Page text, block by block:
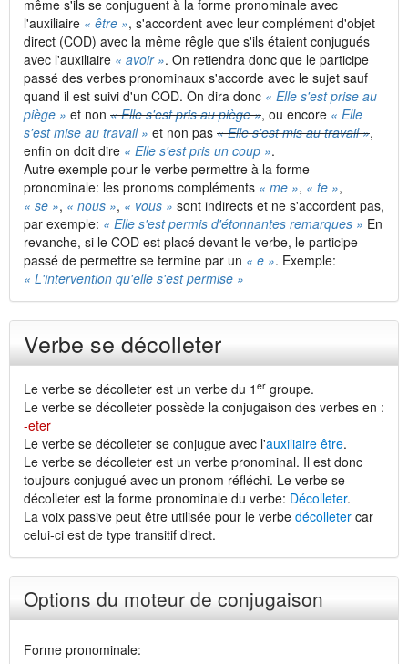
même s'ils se conjuguent à la forme pronominale avec
l'auxiliaire « être », s'accordent avec leur complément d'objet
direct (COD) avec la même rêgle que s'ils étaient conjugués
avec l'auxiliaire « avoir ». On retiendra donc que le participe
passé des verbes pronominaux s'accorde avec le sujet sauf
quand il est suivi d'un COD. On dira donc « Elle s'est prise au
piège » et non « Elle s'est pris au piège », ou encore « Elle
s'est mise au travail » et non pas « Elle s'est mis au travail »,
enfin on doit dire « Elle s'est pris un coup ».
Autre exemple pour le verbe permettre à la forme
pronominale: les pronoms compléments « me », « te »,
« se », « nous », « vous » sont indirects et ne s'accordent pas,
par exemple: « Elle s'est permis d'étonnantes remarques » En
revanche, si le COD est placé devant le verbe, le participe
passé de permettre se termine par un « e ». Exemple:
« L'intervention qu'elle s'est permise »
Verbe se décolleter
Le verbe se décolleter est un verbe du 1 er groupe.
Le verbe se décolleter possède la conjugaison des verbes en :
-eter
Le verbe se décolleter se conjugue avec l'auxiliaire être.
Le verbe se décolleter est un verbe pronominal. Il est donc
toujours conjugué avec un pronom réfléchi. Le verbe se
décolleter est la forme pronominale du verbe: Décolleter.
La voix passive peut être utilisée pour le verbe décolleter car
celui-ci est de type transitif direct.
Options du moteur de conjugaison
Forme pronominale: